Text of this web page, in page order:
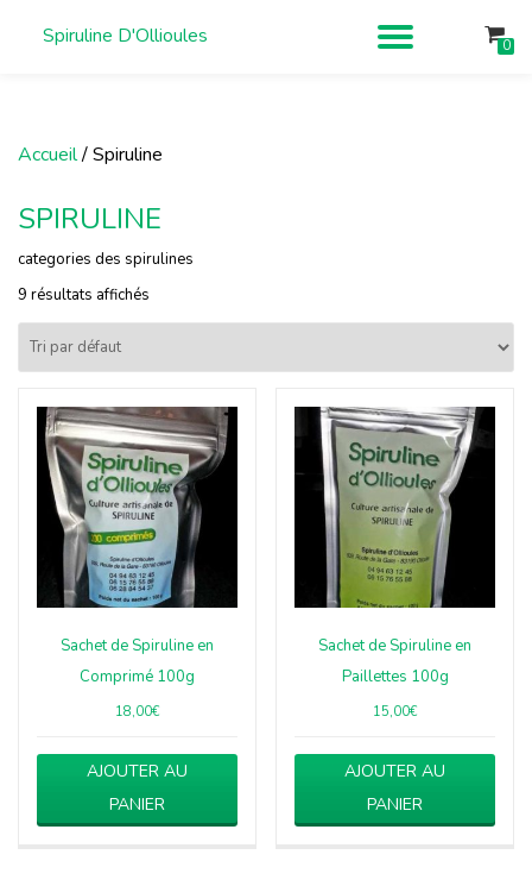
Spiruline D'Ollioules 0
Accueil/ Spiruline
SPIRULINE
categories des spirulines
9 résultats affichés
Sachet de Spiruline en
Comprimé 100g
18,00€
AJOUTER AU
PANIER
Sachet de Spiruline en
Paillettes 100g
15,00€
AJOUTER AU
PANIER